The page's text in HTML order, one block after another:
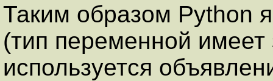
Таким образом Python
(тип переменной
используется